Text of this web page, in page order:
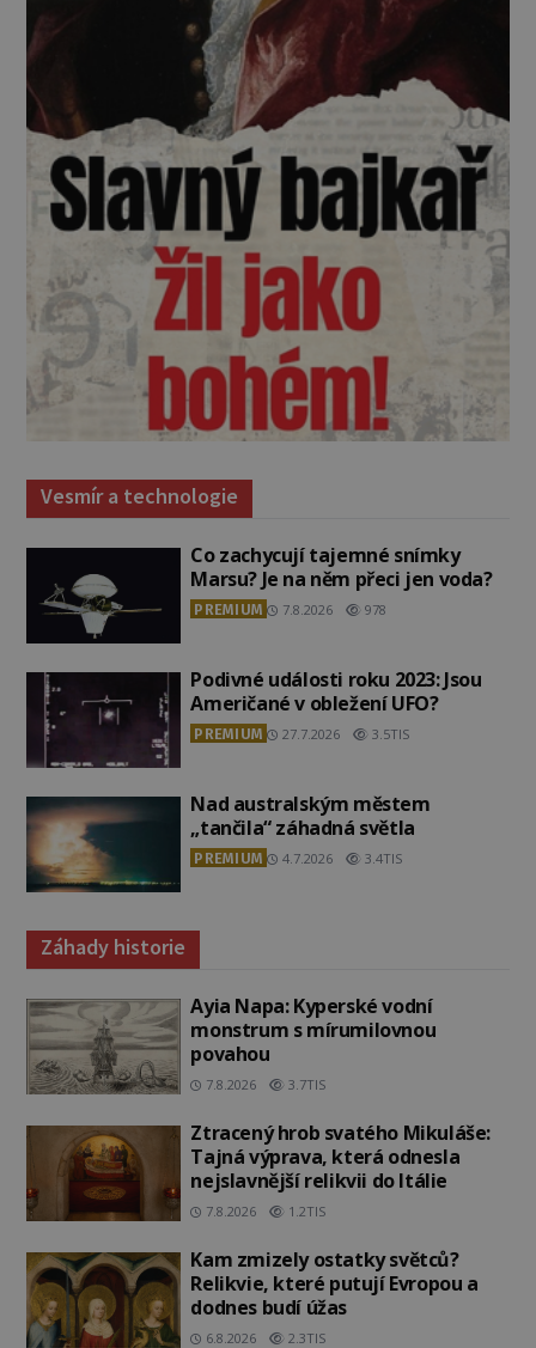
Vesmír a technologie
Co zachycují tajemné snímky
Marsu? Je na něm přeci jen voda?
PREMIUM 7.8.2026 978
Podivné události roku 2023: Jsou
Američané v obležení UFO?
PREMIUM 27.7.2026 3.5TIS
Nad australským městem
„tančila“ záhadná světla
PREMIUM 4.7.2026 3.4TIS
Záhady historie
Ayia Napa: Kyperské vodní
monstrum s mírumilovnou
povahou
7.8.2026 3.7TIS
Ztracený hrob svatého Mikuláše:
Tajná výprava, která odnesla
nejslavnější relikvii do Itálie
7.8.2026 1.2TIS
Kam zmizely ostatky světců?
Relikvie, které putují Evropou a
dodnes budí úžas
6.8.2026 2.3TIS